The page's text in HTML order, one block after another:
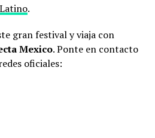
.
gran festival y viaja con
Mexico. Ponte en contacto
oficiales: